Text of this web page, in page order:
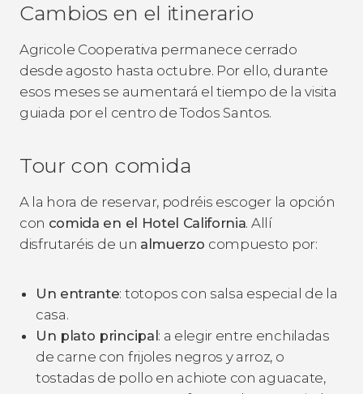
Cambios en el itinerario
Agricole Cooperativa permanece cerrado
desde agosto hasta octubre. Por ello, durante
esos meses se aumentará el tiempo de la visita
guiada por el centro de Todos Santos.
Tour con comida
A la hora de reservar, podréis escoger la opción
con comida en el Hotel California. Allí
disfrutaréis de un almuerzo compuesto por:
Un entrante: totopos con salsa especial de la
casa.
Un plato principal : a elegir entre enchiladas
de carne con frijoles negros y arroz, o
tostadas de pollo en achiote con aguacate,